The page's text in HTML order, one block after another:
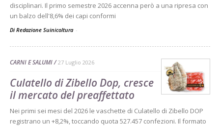
disciplinari. Il primo semestre 2026 accenna però a una ripresa con
un balzo dell'8,6% dei capi conformi
Di Redazione Suinicoltura -
CARNI E SALUMI 27 Luglio 2026
Culatello di Zibello Dop, cresce
il mercato del preaffettato
Nei primi sei mesi del 2026 le vaschette di Culatello di Zibello DOP
registrano un +8,2%, toccando quota 527.457 confezioni. Il formato